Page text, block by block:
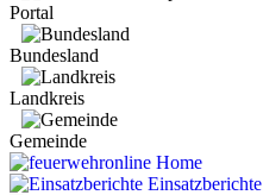
Portal
Bundesland
Landkreis
Gemeinde
Home
Einsatzberichte